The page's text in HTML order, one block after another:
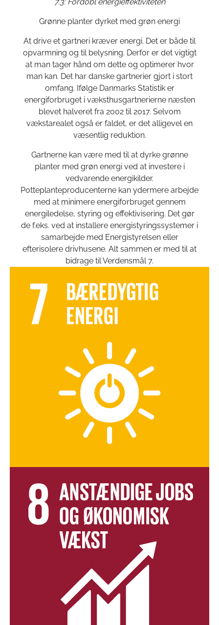
Grønne planter dyrket med grøn energi
At drive et gartneri kræver energi. Det er både til
opvarmning og til belysning. Derfor er det vigtigt
at man tager hånd om dette og optimerer hvor
man kan. Det har danske gartnerier gjort i stort
omfang. Ifølge Danmarks Statistik er
energiforbruget i væksthusgartnerierne næsten
blevet halveret fra 2002 til 2017. Selvom
vækstarealet også er faldet, er det alligevel en
væsentlig reduktion.
Gartnerne kan være med til at dyrke grønne
planter med grøn energi ved at investere i
vedvarende energikilder.
Potteplanteproducenterne kan ydermere arbejde
med at minimere energiforbruget gennem
energiledelse, styring og effektivisering. Det gør
de f.eks. ved at installere energistyringssystemer i
samarbejde med Energistyrelsen eller
efterisolere drivhusene. Alt sammen er med til at
bidrage til Verdensmål 7.